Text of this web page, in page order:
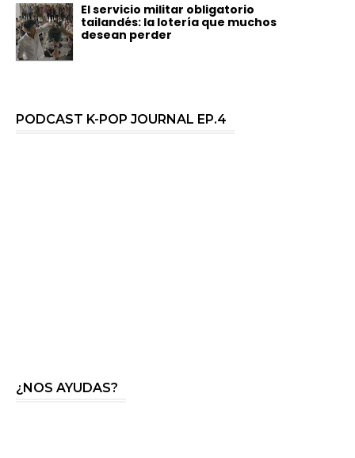
El servicio militar obligatorio
tailandés: la lotería que muchos
desean perder
PODCAST K-POP JOURNAL EP.4
¿NOS AYUDAS?